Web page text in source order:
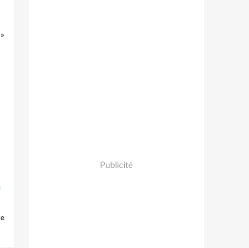
Publicité